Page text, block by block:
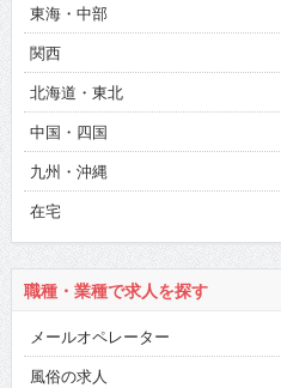
東海・中部
関西
北海道・東北
中国・四国
九州・沖縄
在宅
職種・業種で求人を探す
メールオペレーター
風俗の求人